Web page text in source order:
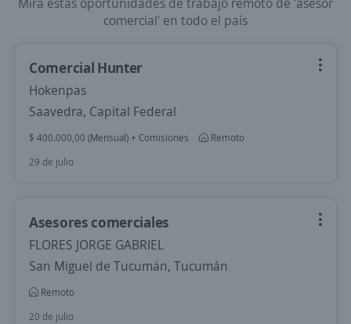
comercial' en todo el país
Comercial Hunter
Hokenpas
Saavedra, Capital Federal
$ 400.000,00 (Mensual) + Comisiones
Remoto
29 de julio
Asesores comerciales
FLORES JORGE GABRIEL
San Miguel de Tucumán, Tucumán
Remoto
20 de julio